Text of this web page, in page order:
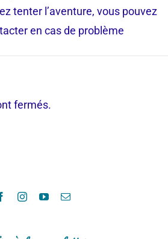
tenter l’aventure, vous pouvez
en cas de problème
fermés.